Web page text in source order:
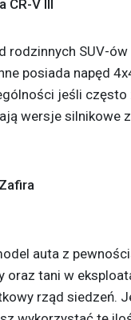
CR-V III
rodzinnych SUV-
posiada napęd
jeśli często
wersje silnikowe
auta z
oraz tani w
rząd siedzeń.